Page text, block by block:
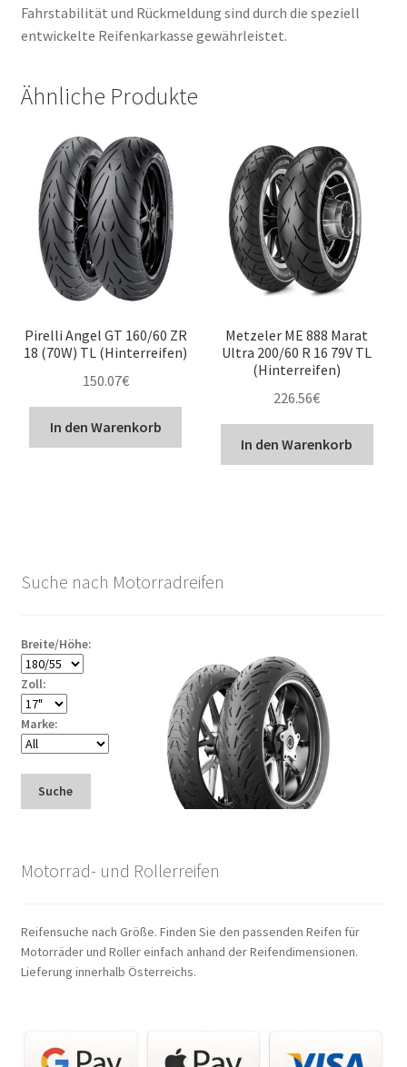
Fahrstabilität und Rückmeldung sind durch die speziell
entwickelte Reifenkarkasse gewährleistet.
Ähnliche Produkte
Pirelli Angel GT 160/60 ZR
18 (70W) TL (Hinterreifen)
150.07€
In den Warenkorb
Metzeler ME 888 Marat
Ultra 200/60 R 16 79V TL
(Hinterreifen)
226.56€
In den Warenkorb
Suche nach Motorradreifen
Breite/Höhe:
Zoll:
Marke:
Suche
Motorrad- und Rollerreifen
Reifensuche nach Größe. Finden Sie den passenden Reifen für
Motorräder und Roller einfach anhand der Reifendimensionen.
Lieferung innerhalb Österreichs.